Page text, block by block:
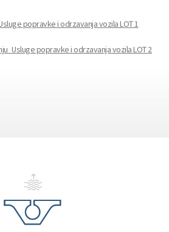
popravke i odrzavanja vozila LOT 1
popravke i odrzavanja vozila LOT 2